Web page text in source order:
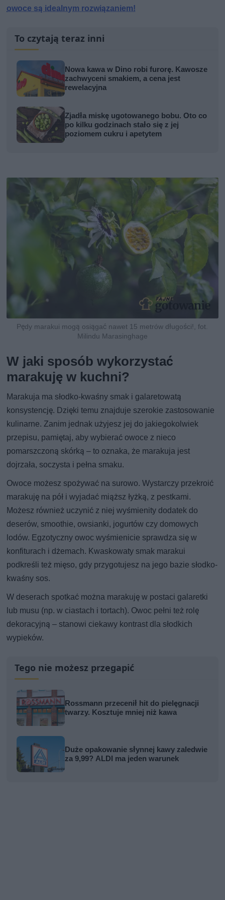
owoce są idealnym rozwiązaniem!
To czytają teraz inni
Nowa kawa w Dino robi furorę. Kawosze
zachwyceni smakiem, a cena jest
rewelacyjna
Zjadła miskę ugotowanego bobu. Oto co
po kilku godzinach stało się z jej
poziomem cukru i apetytem
Pędy marakui mogą osiągać nawet 15 metrów długości!, fot.
Milindu Marasinghage
W jaki sposób wykorzystać
marakuję w kuchni?
Marakuja ma słodko-kwaśny smak i galaretowatą
konsystencję. Dzięki temu znajduje szerokie zastosowanie
kulinarne. Zanim jednak użyjesz jej do jakiegokolwiek
przepisu, pamiętaj, aby wybierać owoce z nieco
pomarszczoną skórką – to oznaka, że marakuja jest
dojrzała, soczysta i pełna smaku.
Owoce możesz spożywać na surowo. Wystarczy przekroić
marakuję na pół i wyjadać miąższ łyżką, z pestkami.
Możesz również uczynić z niej wyśmienity dodatek do
deserów, smoothie, owsianki, jogurtów czy domowych
lodów. Egzotyczny owoc wyśmienicie sprawdza się w
konfiturach i dżemach. Kwaskowaty smak marakui
podkreśli też mięso, gdy przygotujesz na jego bazie słodko-
kwaśny sos.
W deserach spotkać można marakuję w postaci galaretki
lub musu (np. w ciastach i tortach). Owoc pełni też rolę
dekoracyjną – stanowi ciekawy kontrast dla słodkich
wypieków.
Tego nie możesz przegapić
Rossmann przecenił hit do pielęgnacji
twarzy. Kosztuje mniej niż kawa
Duże opakowanie słynnej kawy zaledwie
za 9,99? ALDI ma jeden warunek